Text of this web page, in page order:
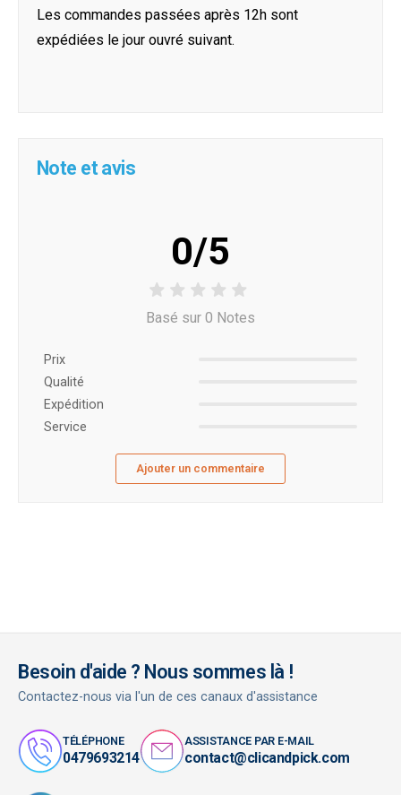
Les commandes passées après 12h sont
expédiées le jour ouvré suivant.
Note et avis
0/5
Basé sur 0 Notes
Prix ​​
Qualité
Expédition
Service
Ajouter un commentaire
Besoin d'aide ? Nous sommes là !
Contactez-nous via l'un de ces canaux d'assistance
TÉLÉPHONE
0479693214
ASSISTANCE PAR E-MAIL
contact@clicandpick.com